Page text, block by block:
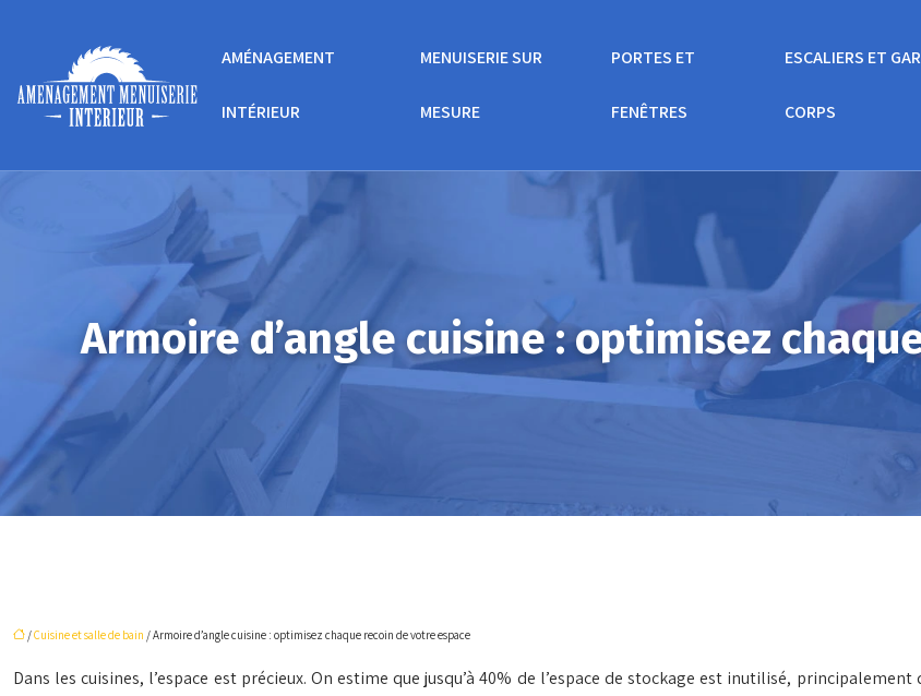
AMÉNAGEMENT
INTÉRIEUR
MENUISERIE SUR
MESURE
PORTES ET
FENÊTRES
ESCALIERS ET
CORPS
Armoire d’angle cuisine : optimisez
/Cuisine et salle de bain / Armoire d’angle cuisine : optimisez chaque recoin de votre espace
Dans les cuisines, l’espace est précieux. On estime que jusqu’à 40% de l’espace de stockage est inutilisé,